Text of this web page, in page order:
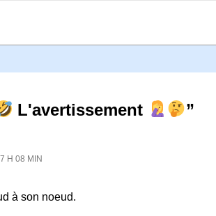
L'avertissement ”
H 08 MIN
à son noeud.